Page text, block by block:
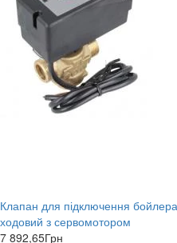
Клапан для підключення
ходовий з сервомотором
7 892,65Грн